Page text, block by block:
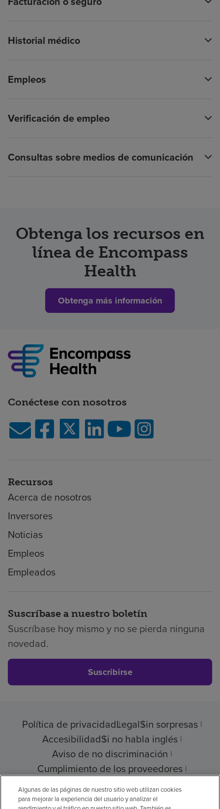
Historial médico
Empleos
Verificación de empleo
Consultas sobre medios de comunicación
Obtenga los recursos en
línea de Encompass
Health
Obtenga más información
Conéctese con nosotros
Recursos
Acerca de nosotros
Inversores
Noticias
Empleos
Empleados
Suscríbase a nuestro boletín
Suscríbase hoy mismo y no se pierda ninguna
novedad.
Suscribirse
Política de privacidadLegalSin sorpresas
AccesibilidadSi no habla inglés
Aviso de no discriminación
Cumplimiento de los proveedores
Transparencia de precios
Algunas de las páginas de nuestro sitio web utilizan cookies
para mejorar la experiencia del usuario y analizar el